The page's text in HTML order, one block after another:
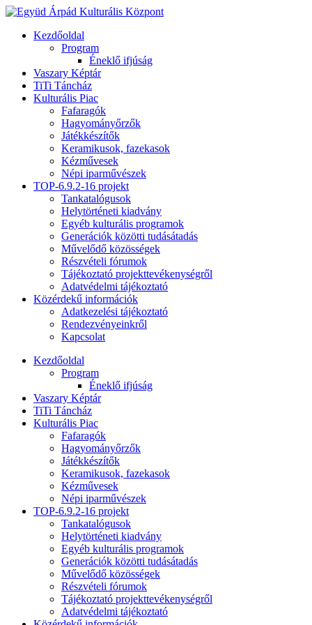
Kezdőoldal
Program
Éneklő ifjúság
Vaszary Képtár
TiTi Táncház
Kulturális Piac
Fafaragók
Hagyományőrzők
Játékkészítők
Keramikusok, fazekasok
Kézművesek
Népi iparművészek
TOP-6.9.2-16 projekt
Tankatalógusok
Helytörténeti kiadvány
Egyéb kulturális programok
Generációk közötti tudásátadás
Művelődő közösségek
Részvételi fórumok
Tájékoztató projekttevékenységről
Adatvédelmi tájékoztató
Közérdekű információk
Adatkezelési tájékoztató
Rendezvényeinkről
Kapcsolat
Kezdőoldal
Program
Éneklő ifjúság
Vaszary Képtár
TiTi Táncház
Kulturális Piac
Fafaragók
Hagyományőrzők
Játékkészítők
Keramikusok, fazekasok
Kézművesek
Népi iparművészek
TOP-6.9.2-16 projekt
Tankatalógusok
Helytörténeti kiadvány
Egyéb kulturális programok
Generációk közötti tudásátadás
Művelődő közösségek
Részvételi fórumok
Tájékoztató projekttevékenységről
Adatvédelmi tájékoztató